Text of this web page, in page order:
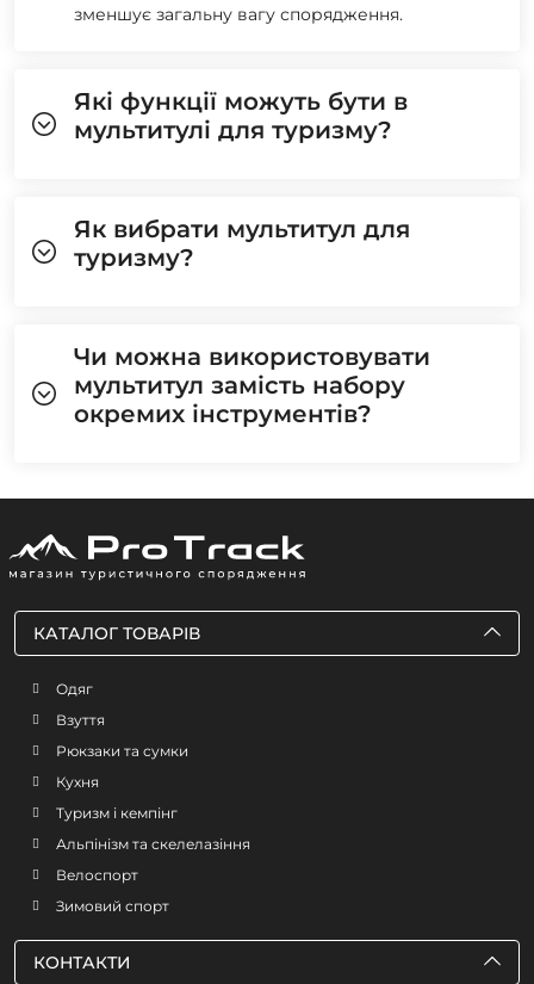
зменшує загальну вагу спорядження.
Які функції можуть бути в
мультитулі для туризму?
Як вибрати мультитул для
туризму?
Чи можна використовувати
мультитул замість набору
окремих інструментів?
КАТАЛОГ ТОВАРІВ
Одяг
Взуття
Рюкзаки та сумки
Кухня
Туризм і кемпінг
Альпінізм та скелелазіння
Велоспорт
Зимовий спорт
КОНТАКТИ